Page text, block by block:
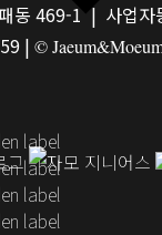
label
label
label
label
동 469-1 | 사업
| ©